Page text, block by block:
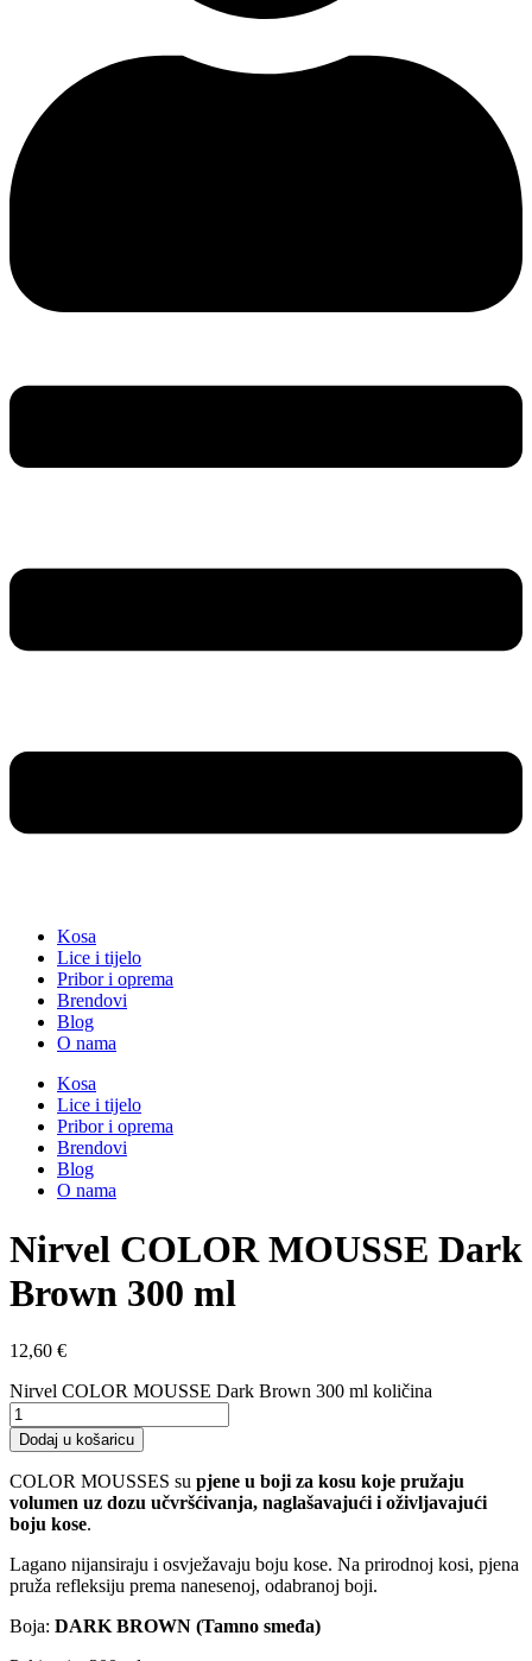
Kosa
Lice i tijelo
Pribor i oprema
Brendovi
Blog
O nama
Kosa
Lice i tijelo
Pribor i oprema
Brendovi
Blog
O nama
Nirvel COLOR MOUSSE Dark
Brown 300 ml
12,60 €
Nirvel COLOR MOUSSE Dark Brown 300 ml količina
Dodaj u košaricu
COLOR MOUSSES su pjene u boji za kosu koje pružaju
volumen uz dozu učvršćivanja, naglašavajući i oživljavajući
boju kose.
Lagano nijansiraju i osvježavaju boju kose. Na prirodnoj kosi, pjena
pruža refleksiju prema nanesenoj, odabranoj boji.
Boja: DARK BROWN (Tamno smeđa)